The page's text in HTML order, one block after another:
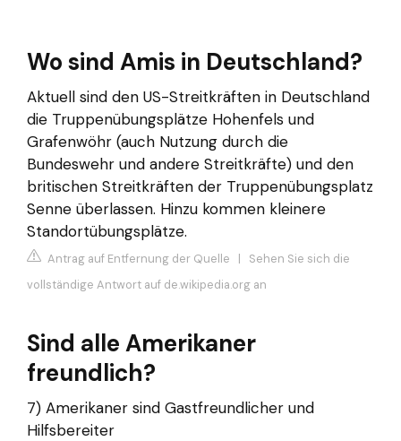
Wo sind Amis in Deutschland?
Aktuell sind den US-Streitkräften in Deutschland
die Truppenübungsplätze Hohenfels und
Grafenwöhr (auch Nutzung durch die
Bundeswehr und andere Streitkräfte) und den
britischen Streitkräften der Truppenübungsplatz
Senne überlassen. Hinzu kommen kleinere
Standortübungsplätze.
Antrag auf Entfernung der Quelle | Sehen Sie sich die
vollständige Antwort auf de.wikipedia.org an
Sind alle Amerikaner
freundlich?
7) Amerikaner sind Gastfreundlicher und
Hilfsbereiter